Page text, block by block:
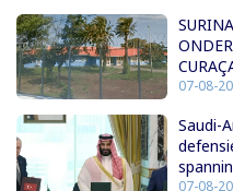
07-08-
Saudi-
07-08-